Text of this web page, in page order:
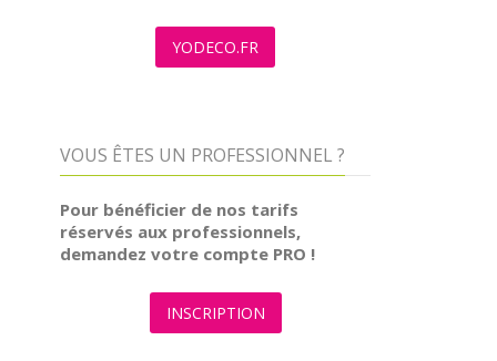
YODECO.FR
VOUS ÊTES UN PROFESSIONNEL ?
Pour bénéficier de nos tarifs
réservés aux professionnels,
demandez votre compte PRO !
INSCRIPTION